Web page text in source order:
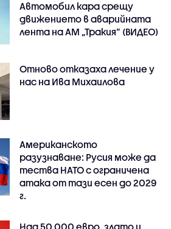
Автомобил кара срещу
движението в аварийната
лента на АМ „Тракия” (ВИДЕО)
Отново отказаха лечение у
нас на Ива Михаилова
Американското
разузнаване: Русия може да
тества НАТО с ограничена
атака от тази есен до 2029
г.
Над 50 000 евро, злато и